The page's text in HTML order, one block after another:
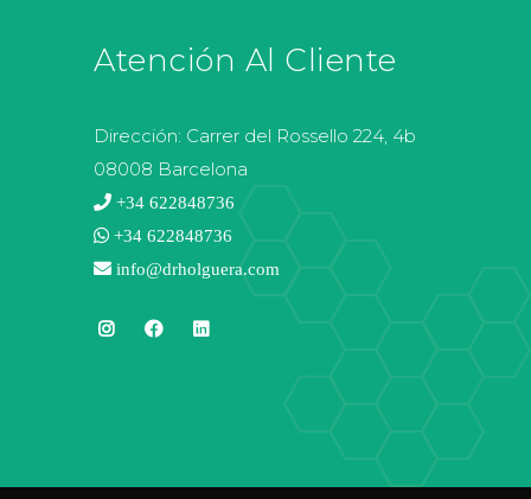
Atención Al Cliente
Dirección: Carrer del Rossello 224, 4b
08008 Barcelona
+34 622848736
+34 622848736
info@drholguera.com